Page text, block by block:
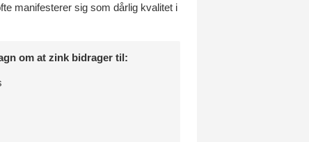
manifesterer sig som dårlig kvalitet i
om at zink bidrager til: